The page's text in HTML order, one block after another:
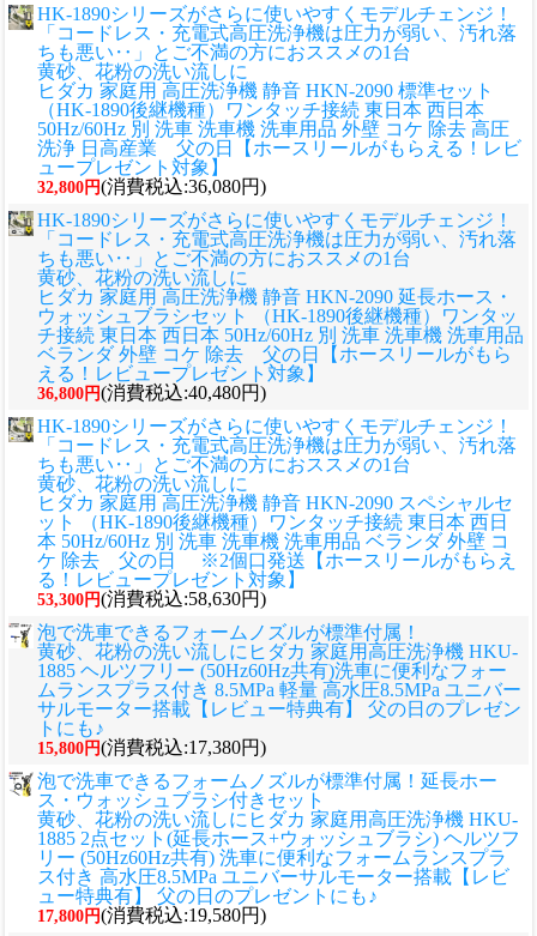
HK-1890シリーズがさらに使いやすくモデルチェンジ！
「コードレス・充電式高圧洗浄機は圧力が弱い、汚れ落
ちも悪い‥」とご不満の方におススメの1台
黄砂、花粉の洗い流しに
ヒダカ 家庭用 高圧洗浄機 静音 HKN-2090 標準セット
（HK-1890後継機種）ワンタッチ接続 東日本 西日本
50Hz/60Hz 別 洗車 洗車機 洗車用品 外壁 コケ 除去 高圧
洗浄 日高産業 父の日【ホースリールがもらえる！レビ
ュープレゼント対象】
32,800円(消費税込:36,080円)
HK-1890シリーズがさらに使いやすくモデルチェンジ！
「コードレス・充電式高圧洗浄機は圧力が弱い、汚れ落
ちも悪い‥」とご不満の方におススメの1台
黄砂、花粉の洗い流しに
ヒダカ 家庭用 高圧洗浄機 静音 HKN-2090 延長ホース・
ウォッシュブラシセット （HK-1890後継機種）ワンタッ
チ接続 東日本 西日本 50Hz/60Hz 別 洗車 洗車機 洗車用品
ベランダ 外壁 コケ 除去 父の日【ホースリールがもら
える！レビュープレゼント対象】
36,800円(消費税込:40,480円)
HK-1890シリーズがさらに使いやすくモデルチェンジ！
「コードレス・充電式高圧洗浄機は圧力が弱い、汚れ落
ちも悪い‥」とご不満の方におススメの1台
黄砂、花粉の洗い流しに
ヒダカ 家庭用 高圧洗浄機 静音 HKN-2090 スペシャルセ
ット （HK-1890後継機種）ワンタッチ接続 東日本 西日
本 50Hz/60Hz 別 洗車 洗車機 洗車用品 ベランダ 外壁 コ
ケ 除去 父の日 ※2個口発送【ホースリールがもらえ
る！レビュープレゼント対象】
53,300円(消費税込:58,630円)
泡で洗車できるフォームノズルが標準付属！
黄砂、花粉の洗い流しに ヒダカ 家庭用高圧洗浄機 HKU-
1885 ヘルツフリー (50Hz60Hz共有)洗車に便利なフォー
ムランスプラス付き 8.5MPa 軽量 高水圧8.5MPa ユニバー
サルモーター搭載【レビュー特典有】 父の日のプレゼン
トにも♪
15,800円(消費税込:17,380円)
泡で洗車できるフォームノズルが標準付属！延長ホー
ス・ウォッシュブラシ付きセット
黄砂、花粉の洗い流しに ヒダカ 家庭用高圧洗浄機 HKU-
1885 2点セット(延長ホース+ウォッシュブラシ) ヘルツフ
リー (50Hz60Hz共有) 洗車に便利なフォームランスプラ
ス付き 高水圧8.5MPa ユニバーサルモーター搭載【レビ
ュー特典有】 父の日のプレゼントにも♪
17,800円(消費税込:19,580円)